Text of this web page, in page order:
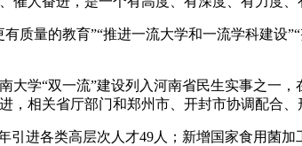
量的教育”“推进一流大学和一流学科建设
学“双一流”建设列入河南省民生实事之一
相关省厅部门和郑州市、开封市协调配合、
进各类高层次人才49人；新增国家食用菌